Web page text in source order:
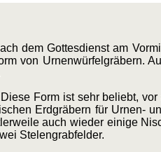
dem Gottesdienst am
von Urnenwürfelgräbern.
Form ist sehr beliebt,
Erdgräbern für Urnen-
auch wieder einige
Stelengrabfelder.